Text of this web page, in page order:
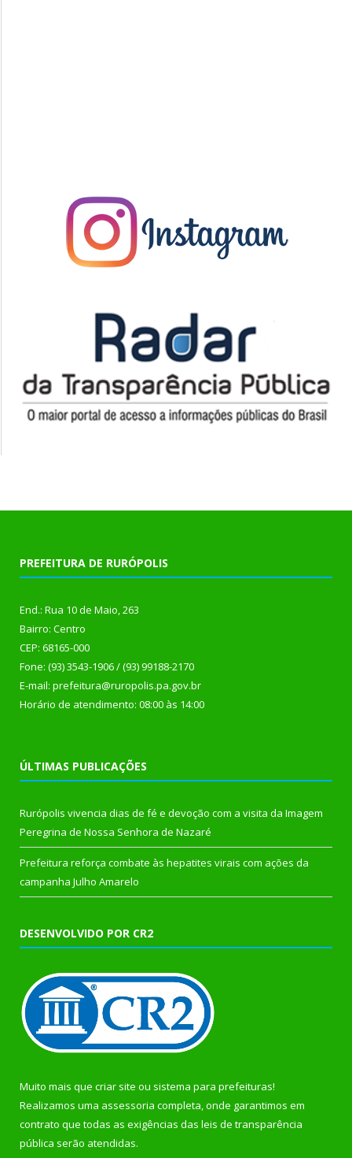
PREFEITURA DE RURÓPOLIS
End.: Rua 10 de Maio, 263
Bairro: Centro
CEP: 68165-000
Fone: (93) 3543-1906 / (93) 99188-2170
E-mail: prefeitura@ruropolis.pa.gov.br
Horário de atendimento: 08:00 às 14:00
ÚLTIMAS PUBLICAÇÕES
Rurópolis vivencia dias de fé e devoção com a visita da Imagem
Peregrina de Nossa Senhora de Nazaré
Prefeitura reforça combate às hepatites virais com ações da
campanha Julho Amarelo
DESENVOLVIDO POR CR2
Muito mais que criar site ou sistema para prefeituras!
Realizamos uma assessoria completa, onde garantimos em
contrato que todas as exigências das leis de transparência
pública serão atendidas.